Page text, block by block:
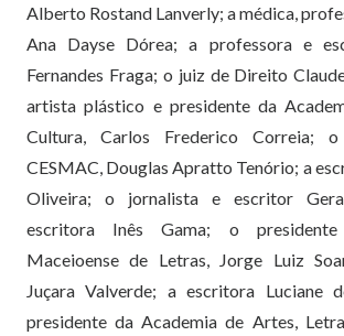
Alberto Rostand Lanverly; a médica,
Ana Dayse Dórea; a professora e
Fernandes Fraga; o juiz de Direito
artista plástico e presidente da
Cultura, Carlos Frederico Correia;
CESMAC, Douglas Apratto Tenório; a
Oliveira; o jornalista e escritor
escritora Inês Gama; o
Maceioense de Letras, Jorge Luiz
Juçara Valverde; a escritora Luciane
presidente da Academia de Artes,